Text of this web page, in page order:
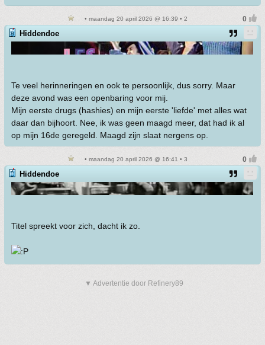
• maandag 20 april 2026 @ 16:39 • 2
Hiddendoe
Te veel herinneringen en ook te persoonlijk, dus sorry. Maar
deze avond was een openbaring voor mij.
Mijn eerste drugs (hashies) en mijn eerste 'liefde' met alles wat
daar dan bijhoort. Nee, ik was geen maagd meer, dat had ik al
op mijn 16de geregeld. Maagd zijn slaat nergens op.
• maandag 20 april 2026 @ 16:41 • 3
Hiddendoe
Titel spreekt voor zich, dacht ik zo.
▼ Advertentie door Refinery89